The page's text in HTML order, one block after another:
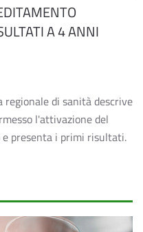
A 4 ANNI
regionale di sanità descrive
l'attivazione del
presenta i primi risultati.